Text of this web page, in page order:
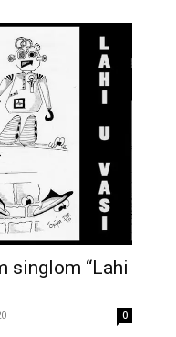
singlom “Lahi
0